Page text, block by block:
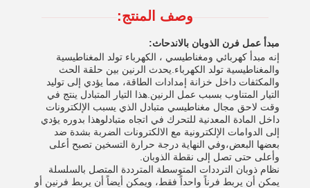
وصف المنتج:
مبدأ عمل فرن الذوبان بالاندحاث:
إنه مبدأ كهربائي ومغناطيسي ، الكهرباء تولد المغناطيسية
والمغناطيسية تولد الكهرباء.يحدث الرنين بين حلقة الحث
والمكثفات داخل خزانة إمدادات الطاقة، مما يؤدي إلى توليد
التيار المتناوب بسبب عمل الرنين.هذا التيار المتبادل ينتج في
وقت لاحق مجال مغناطيسي متبادل الذي يسبب الإلكترونات
داخل المادة المعدنية للتحرك في اتجاه متبادلوهذا بدوره يؤدي
إلى الدوامات الإلكترونية مع الالكترونات الضربة بشدة ضد
بعضها البعض،وفي النهاية درجة حرارة التسخين تصبح أعلى
وأعلى حتى تصل إلى نقطة الذوبان.
نظام ذوبان الترددات المتوسطة المترددة المتصل بالسلسلة
يمكن أن يربط فرناً واحداً فقط، ويمكن أيضاً أن يربط فرنين أو